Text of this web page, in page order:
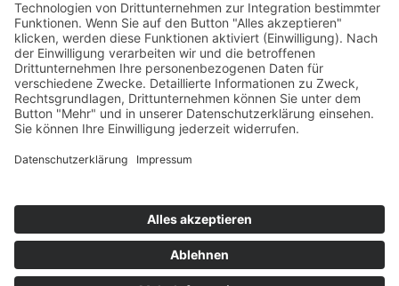
Impressum
Newsletter
Datenschutz